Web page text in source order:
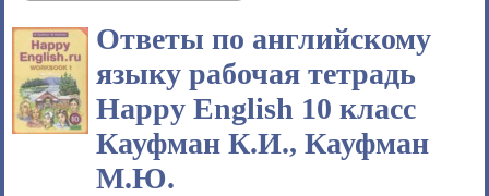
Ответы по английскому
языку рабочая тетрадь
Happy English 10 класс
Кауфман К.И., Кауфман
М.Ю.